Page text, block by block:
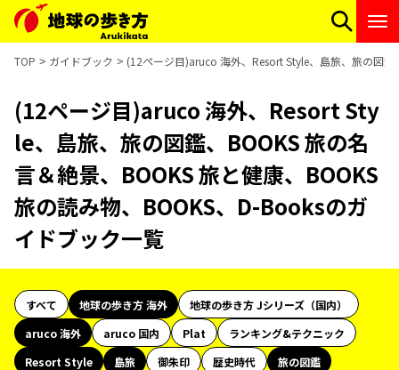
TOP ガイドブック (12ページ目)aruco 海外、Resort Style、島旅、旅の図
(12ページ目)aruco 海外、Resort Sty
le、島旅、旅の図鑑、BOOKS 旅の名
言＆絶景、BOOKS 旅と健康、BOOKS
旅の読み物、BOOKS、D-Booksのガ
イドブック一覧
すべて 地球の歩き方 海外
地球の歩き方 Jシリーズ（国内）
aruco 海外
aruco 国内 Plat
ランキング&テクニック
Resort Style
島旅 御朱印 歴史時代
旅の図鑑